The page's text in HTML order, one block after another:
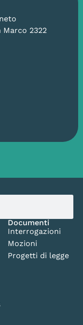
Marco 2322
Documenti
Interrogazioni
Mozioni
Progetti di legge